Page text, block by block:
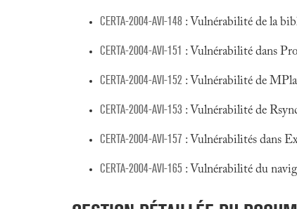
CERTA-2004-AVI-148 : Vulnérabilité de la
CERTA-2004-AVI-151 : Vulnérabilité dans
CERTA-2004-AVI-152 : Vulnérabilité de
CERTA-2004-AVI-153 : Vulnérabilité de
CERTA-2004-AVI-157 : Vulnérabilités dans
CERTA-2004-AVI-165 : Vulnérabilité du